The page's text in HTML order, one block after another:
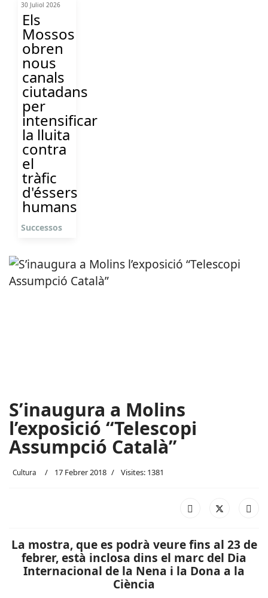
30 Juliol 2026
Els
Mossos
obren
nous
canals
ciutadans
per
intensificar
la lluita
contra
el
tràfic
d'éssers
humans
Successos
S’inaugura a Molins
l’exposició “Telescopi
Assumpció Català”
Cultura 17 Febrer 2018 Visites: 1381
La mostra, que es podrà veure fins al 23 de
febrer,està inclosa dins el marc del Dia
Internacional de la Nena i la Dona a la
Ciència